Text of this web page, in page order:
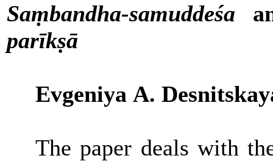
Saṃbandha-samuddeśa
parīkṣā
EvgeniyaА.
The paper deals with